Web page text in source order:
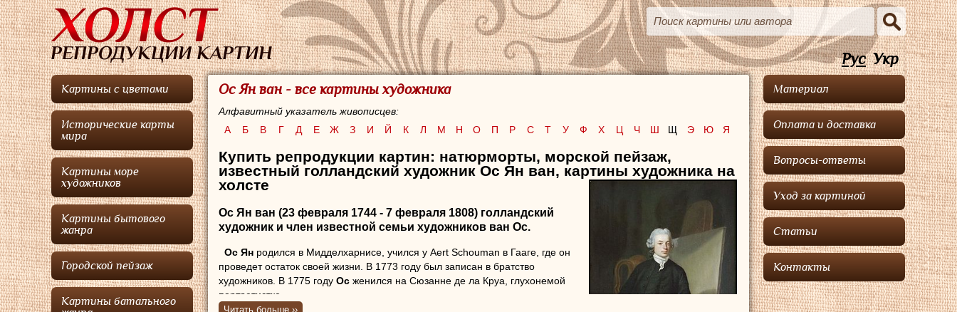
Рус Укр
Картины с цветами
Исторические карты
мира
Картины море
художников
Картины бытового
жанра
Городской пейзаж
Картины батального
Ос Ян ван - все картины художника
Алфавитный указатель живописцев:
А
Б В Г Д Е Ж З И Й К Л М Н О П Р С Т У Ф Х Ц Ч Ш Щ Э Ю Я
Купить репродукции картин: натюрморты, морской пейзаж,
известный голландский художник Ос Ян ван, картины художника на
холсте
Ос Ян ван (23 февраля 1744 - 7 февраля 1808) голландский
художник и член известной семьи художников ван Ос.
Ос Ян родился в Мидделхарнисе, учился у Aert Schouman в Гааге, где он
проведет остаток своей жизни. В 1773 году был записан в братство
художников. В 1775 году Ос женился на Сюзанне де ла Круа, глухонемой
портретистке.
Осв основном известен своими натюрморт с фруктами, натюрморт с
Читать больше ››
Материал
Оплата и доставка
Вопросы-ответы
Уход за картиной
Статьи
Контакты